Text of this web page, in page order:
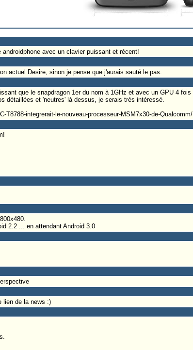
avec un clavier puissant et récent!
actuel Desire, sinon je pense que j'aurais sauté le pas.
que le snapdragon 1er du nom à 1GHz et avec un GPU 4 fois
détaillées et 'neutres' là dessus, je serais très intéressé.
T8788-integrerait-le-nouveau-processeur-MSM7x30-de-Qualcomm/
2.2 ... en attendant Android 3.0
lien de la news :)